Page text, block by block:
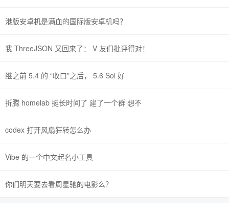
港版安卓机是满血的国际版安卓机吗？
我 ThreeJSON 又回来了： V 友们批评得对！
继之前 5.4 的 “收口”之后， 5.6 Sol 好
折腾 homelab 挺长时间了 建了一个群 想不
codex 打开风扇狂转怎么办
Vibe 的一个中文起名小工具
你们明天要去看周星驰的电影么？